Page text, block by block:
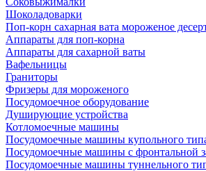
Шоколадоварки
Поп-корн сахарная вата мороженое
Аппараты для поп-корна
Аппараты для сахарной ваты
Вафельницы
Граниторы
Фризеры для мороженого
Посудомоечное оборудование
Душирующие устройства
Котломоечные машины
Посудомоечные машины купольного
Посудомоечные машины с фронтальной
Посудомоечные машины туннельного